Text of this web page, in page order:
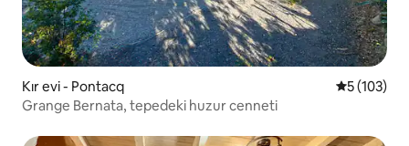
Kır evi - Pontacq 55 (103)
Grange Bernata, tepedeki huzur cenneti